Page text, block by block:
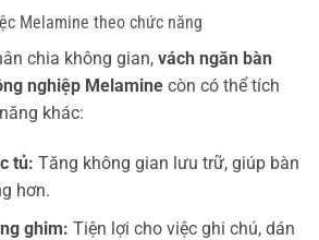
Melamine theo chức năng
chia không gian, vách ngăn bàn
nghiệp Melamine còn có thể tích
khác:
tủ: Tăng không gian lưu trữ, giúp bàn
hơn.
ghim: Tiện lợi cho việc ghi chú, dán